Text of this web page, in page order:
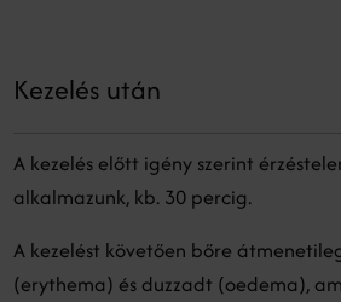
Kezelés után
A kezelés előtt igény szerint
alkalmazunk, kb. 30 percig.
A kezelést követően bőre
(erythema) és duzzadt (oedema),